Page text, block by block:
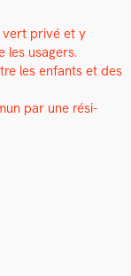
vert privé et y
les usagers.
les enfants et des
par une rési­